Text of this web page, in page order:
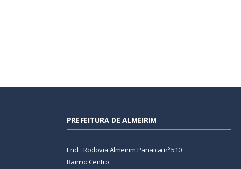
PREFEITURA DE ALMEIRIM
End.: Rodovia Almeirim Panaica nº 510
Bairro: Centro